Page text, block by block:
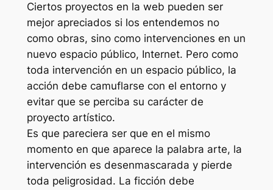
Ciertos proyectos en la web pueden ser
mejor apreciados si los entendemos no
como obras, sino como intervenciones en un
nuevo espacio público, Internet. Pero como
toda intervención en un espacio público, la
acción debe camuflarse con el entorno y
evitar que se perciba su carácter de
proyecto artístico.
Es que pareciera ser que en el mismo
momento en que aparece la palabra arte, la
intervención es desenmascarada y pierde
toda peligrosidad. La ficción debe